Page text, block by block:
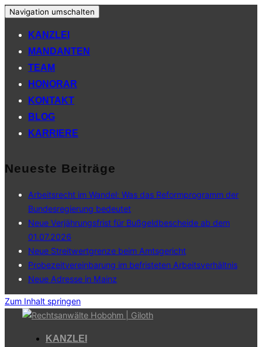
Navigation umschalten
KANZLEI
MANDANTEN
TEAM
HONORAR
KONTAKT
BLOG
KARRIERE
Neueste Beiträge
Arbeitsrecht im Wandel: Was das Reformprogramm der
Bundesregierung bedeutet
Neue Verjährungsfrist für Bußgeldbescheide ab dem
01.07.2026
Neue Streitwertgrenze beim Amtsgericht
Probezeitvereinbarung im befristeten Arbeitsverhältnis
Neue Adresse in Mainz
Zum Inhalt springen
KANZLEI